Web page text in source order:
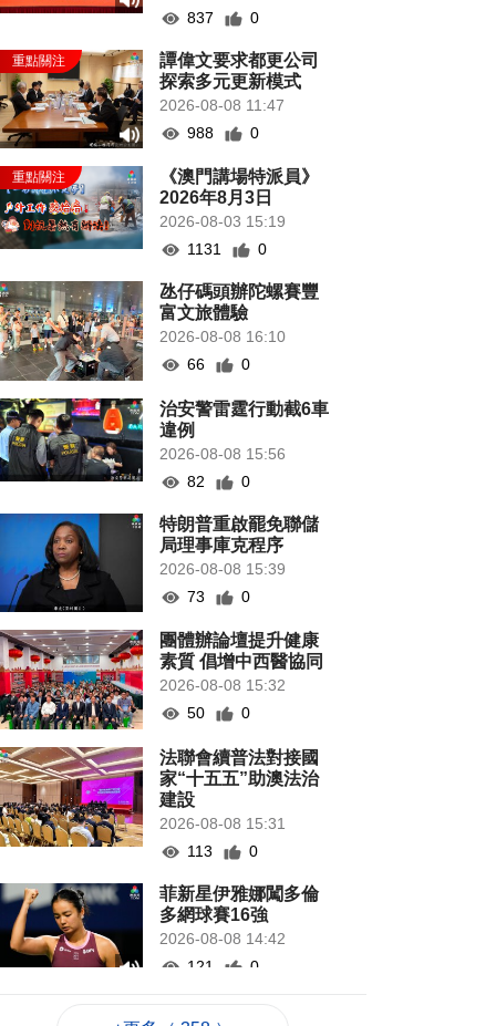
837
0
譚偉文要求都更公司
探索多元更新模式
2026-08-08 11:47
988
0
《澳門講場特派員》
2026年8月3日
2026-08-03 15:19
1131
0
氹仔碼頭辦陀螺賽豐
富文旅體驗
2026-08-08 16:10
66
0
治安警雷霆行動截6車
違例
2026-08-08 15:56
82
0
特朗普重啟罷免聯儲
局理事庫克程序
2026-08-08 15:39
73
0
團體辦論壇提升健康
素質 倡增中西醫協同
2026-08-08 15:32
50
0
法聯會續普法對接國
家“十五五”助澳法治
建設
2026-08-08 15:31
113
0
菲新星伊雅娜闖多倫
多網球賽16強
2026-08-08 14:42
121
0